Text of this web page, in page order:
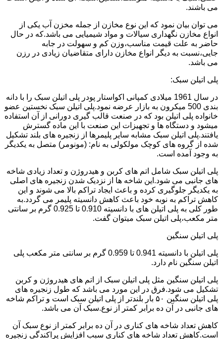
می باشند.
می توان بیان نمود که این نوع مخازن از جمله مخزن آب یکی از
انواع مخازن نگهداری سیالات و مواد شیمیایی می باشد.که در حال
حاضر به علت قیمت مناسب،وزن کم و سهولت در جابه
جایی،نسبت به دیگر انواع مخازن دارای متقاضیان زیادی در رزن
می باشد.
پلی اتیلن سبک:
در سال 1961 میلادی کمپانی اکواستار پودر پلی اتیلن سبک را با دانه
بندی 500 میکرون به بازار عرضه نمود.پلی اتیلن سبک نخستین عضو
خانواده پلی اتیلن بود که در صنعت قالب گیری دورانی از آن استفاده
میشود و دستگاه ها و تجهیزات این صنعت با این ماده گسترش
یافتند.پلی اتیلن سبک مشابه سایر پلیمرها از زنجیره های بلند تشکیل
شده از گروه های کوچک مولکولی به نام: (مونومر) متصل به یکدیگر
به وجود آمده است.
پلی اتیلن سبک شامل اتم های کربن و هیدروژن و تعداد زیادی شاخه
های جانبی می شود.این شاخه ها از نزدیک شدن زنجیره های اصلی
به یکدیگر جلوگیری کرده و باعث ایجاد تراکم بالا می شوند و این
کاهش تراکم به نوبه خود باعث کاهش دانسیته پلیمر می گردد.به
طور کلی به پلی اتیلن های با دانسیته 0.910 تا 0.925 گرم بر سانتی
متر مکعب،پلی اتیلن سبک میتوان گفت.
پلی اتیلن سنگین
پلی اتیلن با دانسیته 0.941 تا 0.959 گرم بر سانتی متر مکعب پلی
اتیلن سنگین نام دارد.
پلی اتیلن سنگین مثل پلی اتیلن سبک از اتم های هیدروژن و کربن
تشکیل می شود.فرق در این مورد می باشد که طول زنجیره های
پلی اتیلن سنگین ۵۰ بار بلندتر از پلی اتیلن سبک است و تراکم شاخه
های جانبی در آن ده برابر کمتر از نوع.سبک آن می باشد.
کاهش تعداد شاخه های کناری در آن ده برابر کمتر از نوع سبک آن
است.کاهش تعداد شاخه های کناری سبب افزایش پراکندگی زنجیره